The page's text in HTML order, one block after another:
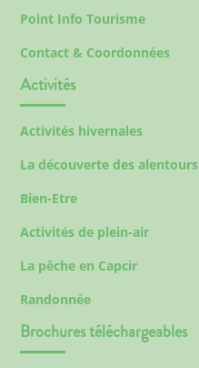
Point Info Tourisme
Contact & Coordonnées
Activités
Activités hivernales
La découverte des alentours
Bien-Etre
Activités de plein-air
La pêche en Capcir
Randonnée
Brochures téléchargeables